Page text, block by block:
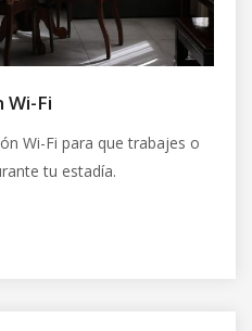
Wi-Fi
Wi-Fi para que trabajes o
tu estadía.